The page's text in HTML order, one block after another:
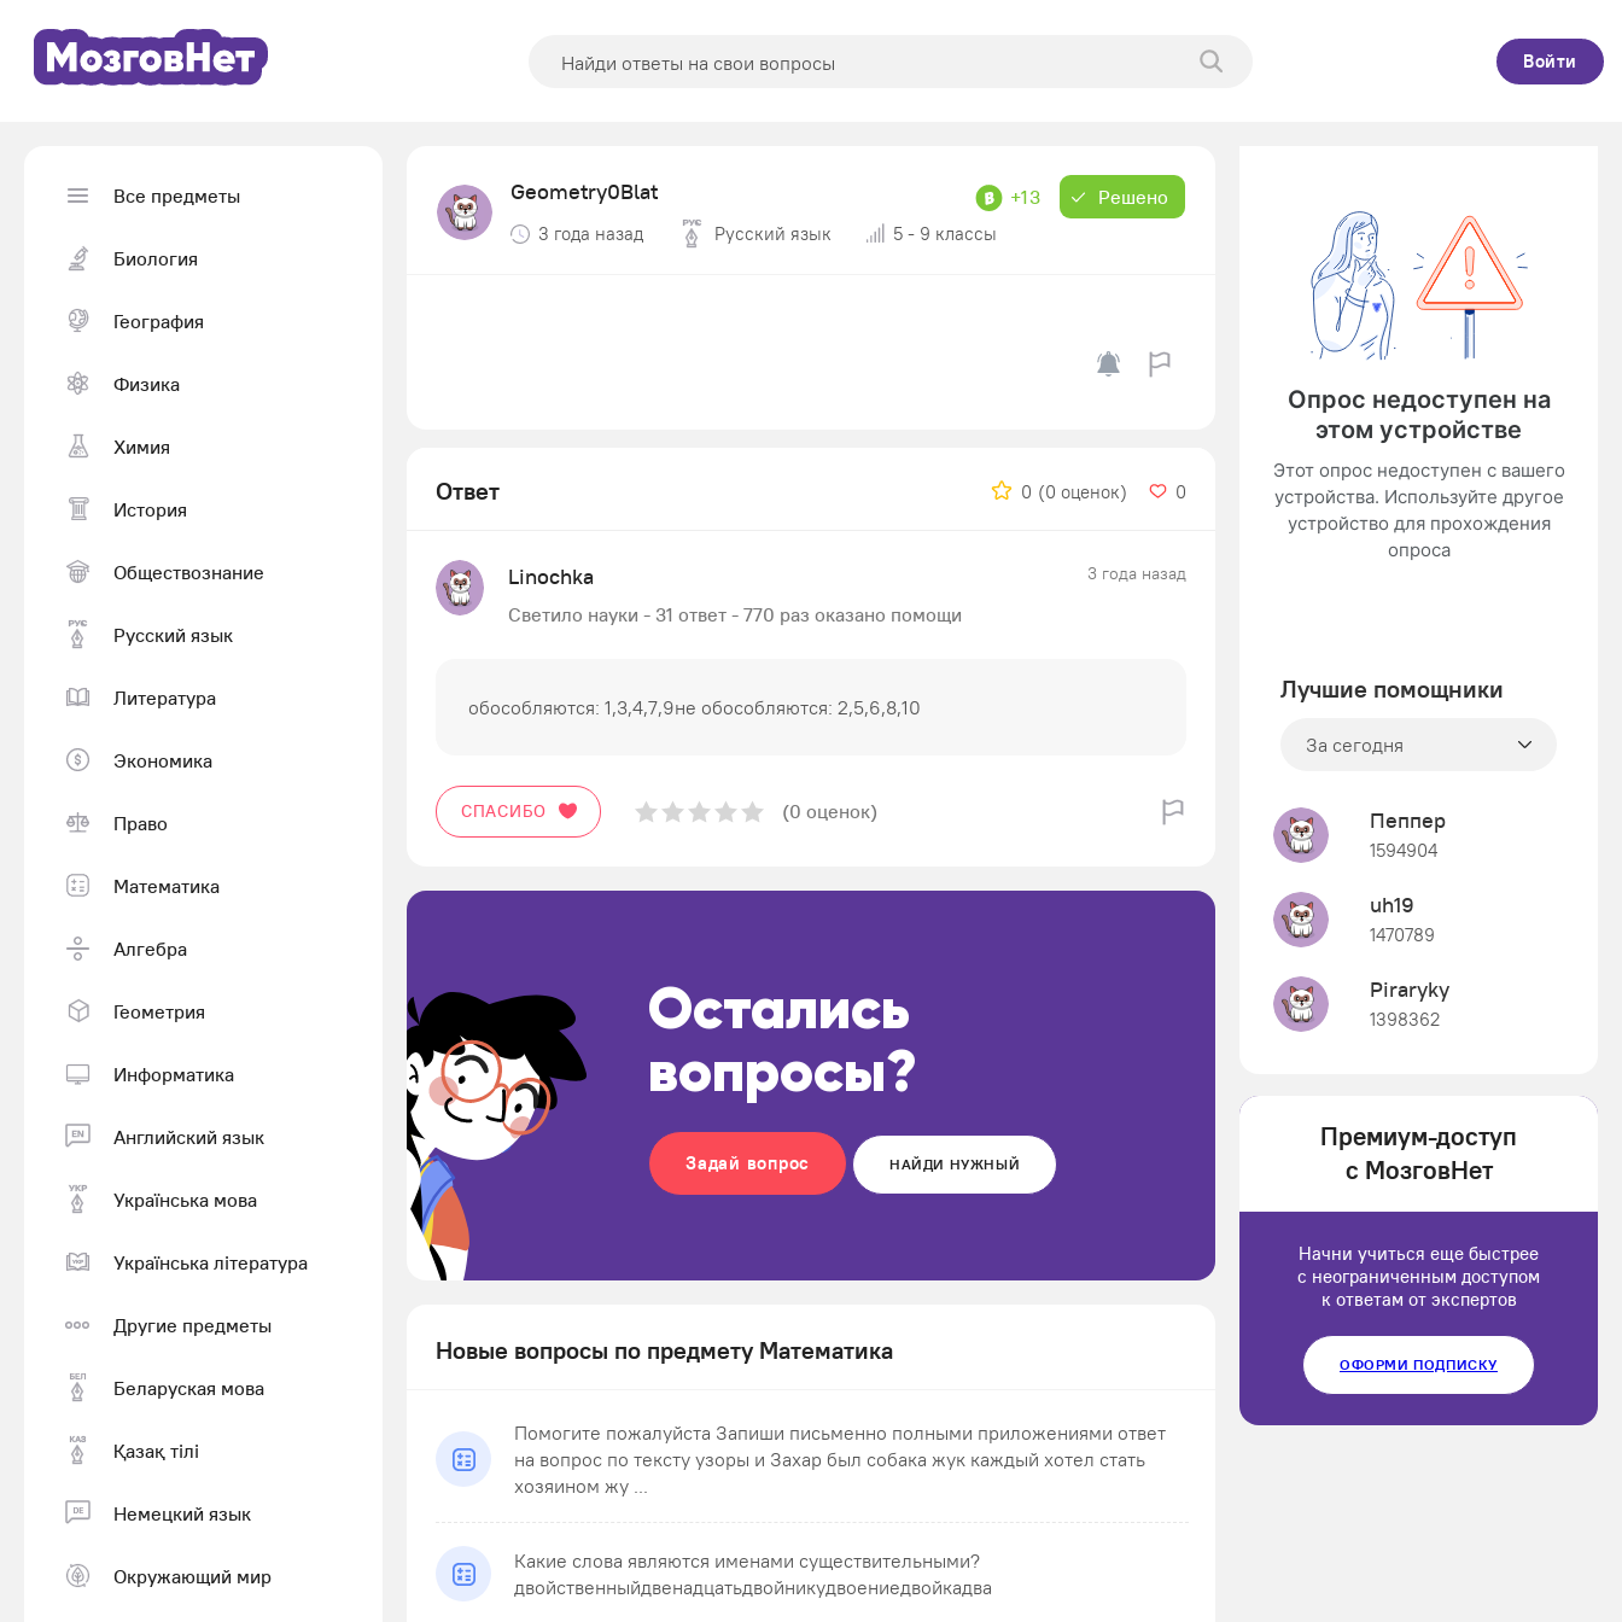
Войти
Все предметы
Биология
География
Физика
Химия
История
Обществознание
Русский язык
Литература
Экономика
Право
Математика
Алгебра
Геометрия
Информатика
Английский язык
Українська мова
Українська література
Другие предметы
Беларуская мова
Қазақ тiлi
Немецкий язык
Окружающий мир
Geometry0Blat +13 Решено
3 года назад Русский язык 5 - 9 классы
Ответ 0 (0 оценок) 0
Linochka 3 года назад
Светило науки - 31 ответ - 770 раз оказано помощи
обособляются: 1,3,4,7,9не обособляются: 2,5,6,8,10
СПАСИБО (0 оценок)
Остались
вопросы?
Задай вопрос НАЙДИ НУЖНЫЙ
Новые вопросы по предмету Математика
Помогите пожалуйста Запиши письменно полными приложениями ответ
на вопрос по тексту узоры и Захар был собака жук каждый хотел стать
хозяином жу ...
Какие слова являются именами существительными?
двойственныйдвенадцатьдвойникудвоениедвойкадва
Лучшие помощники
За сегодня
Пеппер
1594904
uh19
1470789
Piraryky
1398362
Luluput
Премиум-доступ
с МозговНет
Начни учиться еще быстрее
с неограниченным доступом
к ответам от экспертов
ОФОРМИ ПОДПИСКУ